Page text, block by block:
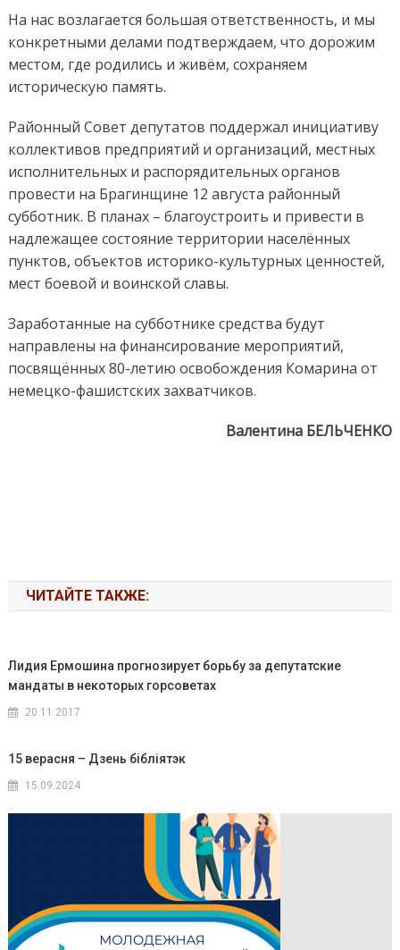
На нас возлагается большая ответственность, и мы
конкретными делами подтверждаем, что дорожим
местом, где родились и живём, сохраняем
историческую память.
Районный Совет депутатов поддержал инициативу
коллективов предприятий и организаций, местных
исполнительных и распорядительных органов
провести на Брагинщине 12 августа районный
субботник. В планах – благоустроить и привести в
надлежащее состояние территории населённых
пунктов, объектов историко-культурных ценностей,
мест боевой и воинской славы.
Заработанные на субботнике средства будут
направлены на финансирование мероприятий,
посвящённых 80-летию освобождения Комарина от
немецко-фашистских захватчиков.
Валентина БЕЛЬЧЕНКО
ЧИТАЙТЕ ТАКЖЕ:
Лидия Ермошина прогнозирует борьбу за депутатские
мандаты в некоторых горсоветах
20.11.2017
15 верасня – Дзень бібліятэк
15.09.2024